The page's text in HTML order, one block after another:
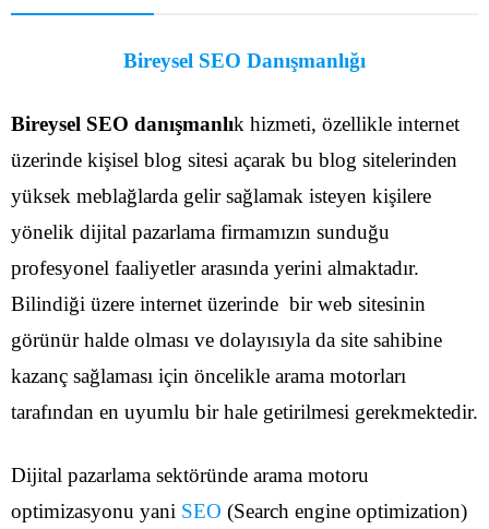
Bireysel SEO Danışmanlığı
Bireysel SEO danışmanlık hizmeti, özellikle internet
üzerinde kişisel blog sitesi açarak bu blog sitelerinden
yüksek meblağlarda gelir sağlamak isteyen kişilere
yönelik dijital pazarlama firmamızın sunduğu
profesyonel faaliyetler arasında yerini almaktadır.
Bilindiği üzere internet üzerinde bir web sitesinin
görünür halde olması ve dolayısıyla da site sahibine
kazanç sağlaması için öncelikle arama motorları
tarafından en uyumlu bir hale getirilmesi gerekmektedir.
Dijital pazarlama sektöründe arama motoru
optimizasyonu yani SEO (Search engine optimization)